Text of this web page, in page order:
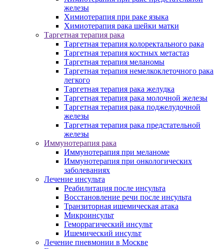
железы
Химиотерапия при раке языка
Химиотерапия рака шейки матки
Таргетная терапия рака
Таргетная терапия колоректального рака
Таргетная терапия костных метастаз
Таргетная терапия меланомы
Таргетная терапия немелкоклеточного рака
легкого
Таргетная терапия рака желудка
Таргетная терапия рака молочной железы
Таргетная терапия рака поджелудочной
железы
Таргетная терапия рака предстательной
железы
Иммунотерапия рака
Иммунотерапия при меланоме
Иммунотерапия при онкологических
заболеваниях
Лечение инсульта
Реабилитация после инсульта
Восстановление речи после инсульта
Транзиторная ишемическая атака
Микроинсульт
Геморрагический инсульт
Ишемический инсульт
Лечение пневмонии в Москве